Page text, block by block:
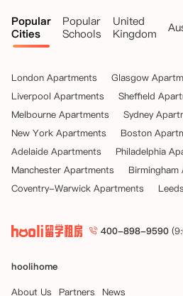
此证明文件应在您收到官方确认后的
此情况下，任何预订费（如已支付）和已
学年，公寓将取消您的租赁协议并退还已
赁开始日期前一周提供以下信息：
◦   您提供的书面确认，说明因将大学
预订；以及
◦   来自大学或UCAS的确认推迟入学
在此情况下，任何预订费（如已支付）
一旦您领取了钥匙或租赁开始日期已过，
租期并找到了替代租客，公寓将根据合理
月至租赁结束日期前两个月期间内（“允许
Popular
Cities
Popular
Schools
United
Kingdom
London Apartments
Glasgow
Liverpool Apartments
Sheffield
Melbourne Apartments
Sydney
New York Apartments
Boston
Adelaide Apartments
Philadelphia
Manchester Apartments
Coventry-Warwick Apartments
400-898-9590
hoolihome
About Us
Partners News